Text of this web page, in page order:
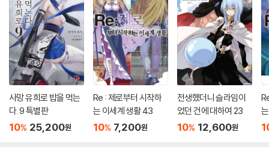
사망 유희로 밥을 먹는
다. 9 특별판
10% 25,200원
Re : 제로부터 시작하
는 이세계 생활 43
10% 7,200원
전생했더니 슬라임이
었던 건에 대하여 23
10% 12,600원